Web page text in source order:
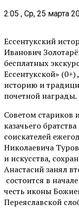
2:05 , Ср, 25 марта
Ессентукский
Иванович
бесплатных
Ессентукской»
историю и
почетной награды.
Советом стариков
казачьего
соискателей
Николаевича
и искусства,
Анастасий занял
состоится в
честь иконы
Переяславской